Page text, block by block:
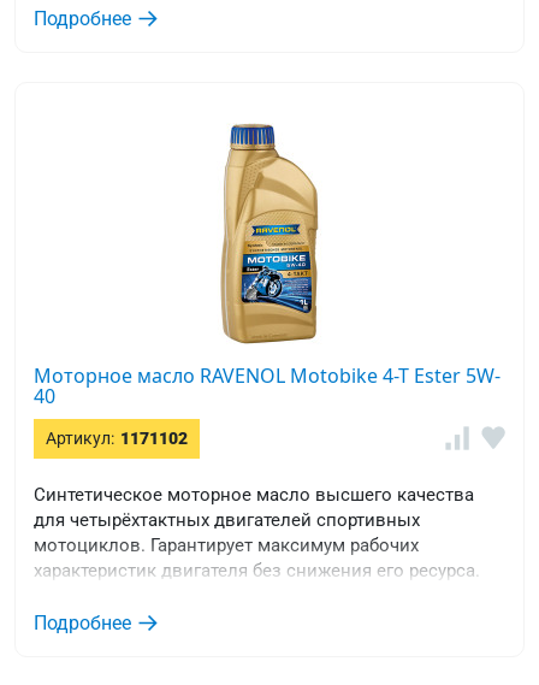
Подробнее
Моторное масло RAVENOL Motobike 4-T Ester 5W-
40
Артикул: 1171102
Синтетическое моторное масло высшего качества
для четырёхтактных двигателей спортивных
мотоциклов. Гарантирует максимум рабочих
характеристик двигателя без снижения его ресурса.
Подробнее